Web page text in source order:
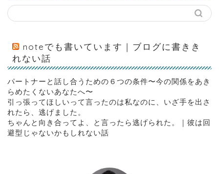
noteでも書いています｜ブログに書きき
れない話
パートナーと話し合うための６つの条件〜今の関係をあき
らめたくないあなたへ〜
引っ張ってほしいって言ったのは私なのに、いざ手を出さ
れたら、逃げました。
ちゃんと向き合ってよ、と言ったら逃げられた。｜彼は回
避型じゃないかもしれない話